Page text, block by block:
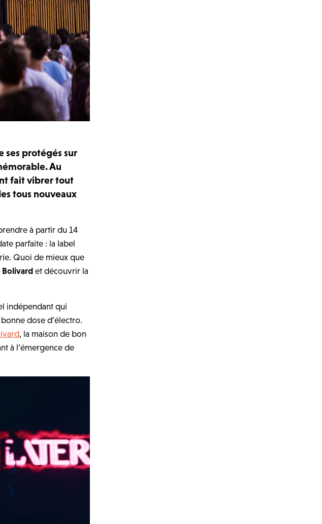
ses protégés sur
Au
fait vibrer tout
tous nouveaux
à partir du 14
parfaite : la label
Quoi de mieux que
Bolivardet découvrir la
indépendant qui
dose d’électro.
, la maison de bon
à l’émergence de